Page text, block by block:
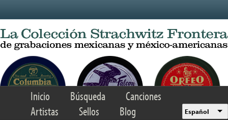
Inicio Búsqueda
Canciones
Artistas
Sellos Blog Español